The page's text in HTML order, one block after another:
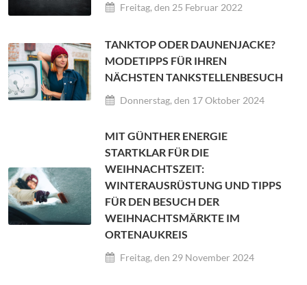
Freitag, den 25 Februar 2022
TANKTOP ODER DAUNENJACKE?
MODETIPPS FÜR IHREN
NÄCHSTEN TANKSTELLENBESUCH
Donnerstag, den 17 Oktober 2024
MIT GÜNTHER ENERGIE
STARTKLAR FÜR DIE
WEIHNACHTSZEIT:
WINTERAUSRÜSTUNG UND TIPPS
FÜR DEN BESUCH DER
WEIHNACHTSMÄRKTE IM
ORTENAUKREIS
Freitag, den 29 November 2024